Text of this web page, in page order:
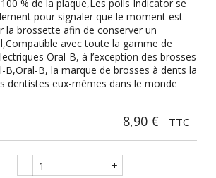
% de la plaque,Les poils Indicator se
pour signaler que le moment est
la brossette afin de conserver un
avec toute la gamme de
Oral-B, à l’exception des brosses
B,Oral-B, la marque de brosses à dents la
dentistes eux-mêmes dans le monde
8,90 € TTC
- +